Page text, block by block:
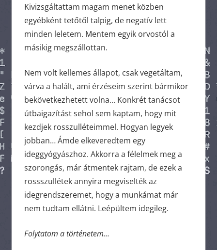
Kivizsgáltattam magam menet közben
egyébként tetőtől talpig, de negatív lett
minden leletem. Mentem egyik orvostól a
másikig megszállottan.
Nem volt kellemes állapot, csak vegetáltam,
várva a halált, ami érzéseim szerint bármikor
bekövetkezhetett volna… Konkrét tanácsot
útbaigazítást sehol sem kaptam, hogy mit
kezdjek rosszulléteimmel. Hogyan legyek
jobban… Ámde elkeveredtem egy
ideggyógyászhoz. Akkorra a félelmek meg a
szorongás, már átmentek rajtam, de ezek a
rossszullétek annyira megviselték az
idegrendszeremet, hogy a munkámat már
nem tudtam ellátni. Leépültem idegileg.
Folytatom a történetem…